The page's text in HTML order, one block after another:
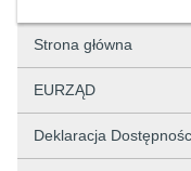
Strona główna
EURZĄD
Deklaracja